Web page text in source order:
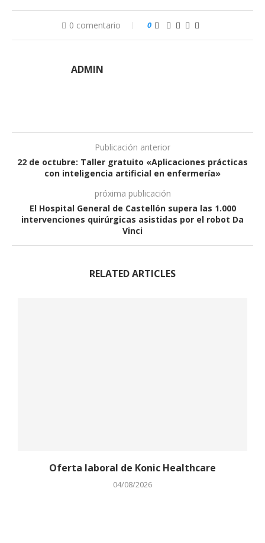
0 comentario 0
ADMIN
Publicación anterior
22 de octubre: Taller gratuito «Aplicaciones prácticas
con inteligencia artificial en enfermería»
próxima publicación
El Hospital General de Castellón supera las 1.000
intervenciones quirúrgicas asistidas por el robot Da
Vinci
RELATED ARTICLES
Oferta laboral de Konic Healthcare
04/08/2026